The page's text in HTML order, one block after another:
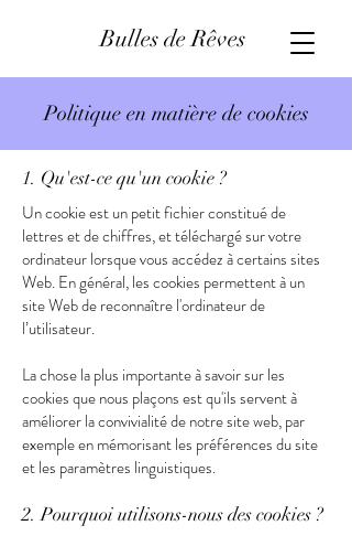
Bulles de Rêves
Politique en matière de cookies
1. Qu'est-ce qu'un cookie ?
Un cookie est un petit fichier constitué de
lettres et de chiffres, et téléchargé sur votre
ordinateur lorsque vous accédez à certains sites
Web. En général, les cookies permettent à un
site Web de reconnaître l'ordinateur de
l’utilisateur.
La chose la plus importante à savoir sur les
cookies que nous plaçons est qu'ils servent à
améliorer la convivialité de notre site web, par
exemple en mémorisant les préférences du site
et les paramètres linguistiques.
2. Pourquoi utilisons-nous des cookies ?